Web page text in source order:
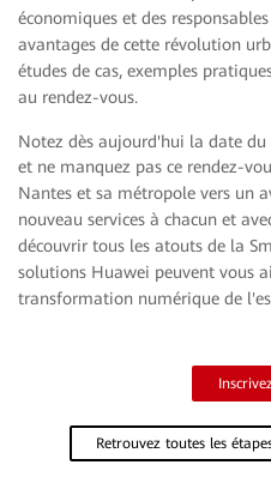
économiques et des
avantages de cette révolution
études de cas, exemples
au rendez-vous.
Notez dès aujourd'hui la date du
et ne manquez pas ce rendez-
Nantes et sa métropole vers un
nouveau services à chacun et
découvrir tous les atouts de la
solutions Huawei peuvent vous
transformation numérique de
Retrouvez toutes les